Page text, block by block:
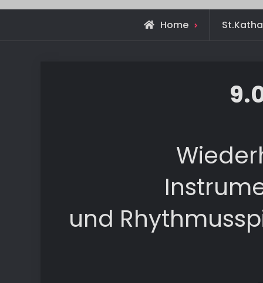
Home
und